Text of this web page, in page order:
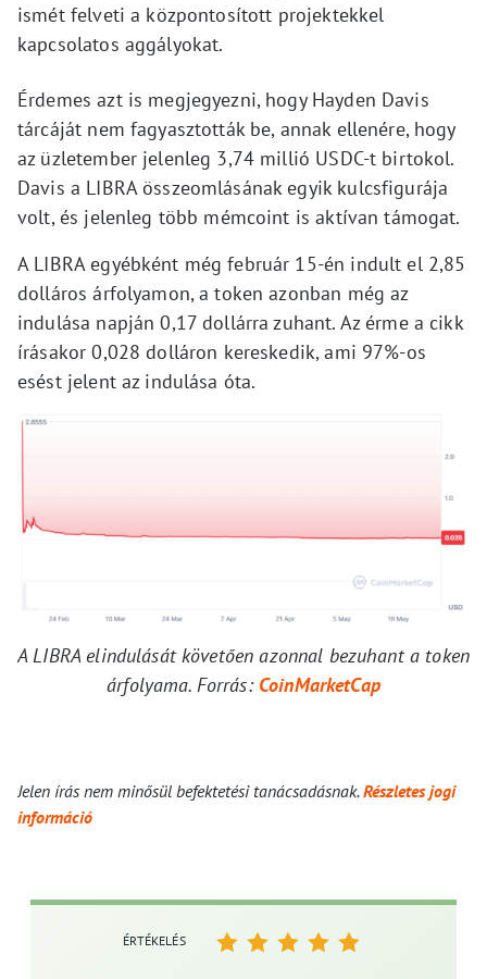
ismét felveti a központosított projektekkel
kapcsolatos aggályokat.
Érdemes azt is megjegyezni, hogy Hayden Davis
tárcáját nem fagyasztották be, annak ellenére, hogy
az üzletember jelenleg 3,74 millió USDC-t birtokol.
Davis a LIBRA összeomlásának egyik kulcsfigurája
volt, és jelenleg több mémcoint is aktívan támogat.
A LIBRA egyébként még február 15-én indult el 2,85
dolláros árfolyamon, a token azonban még az
indulása napján 0,17 dollárra zuhant. Az érme a cikk
írásakor 0,028 dolláron kereskedik, ami 97%-os
esést jelent az indulása óta.
A LIBRA elindulását követően azonnal bezuhant a token
árfolyama. Forrás: CoinMarketCap
Jelen írás nem minősül befektetési tanácsadásnak.Részletes jogi
információ
ÉRTÉKELÉS